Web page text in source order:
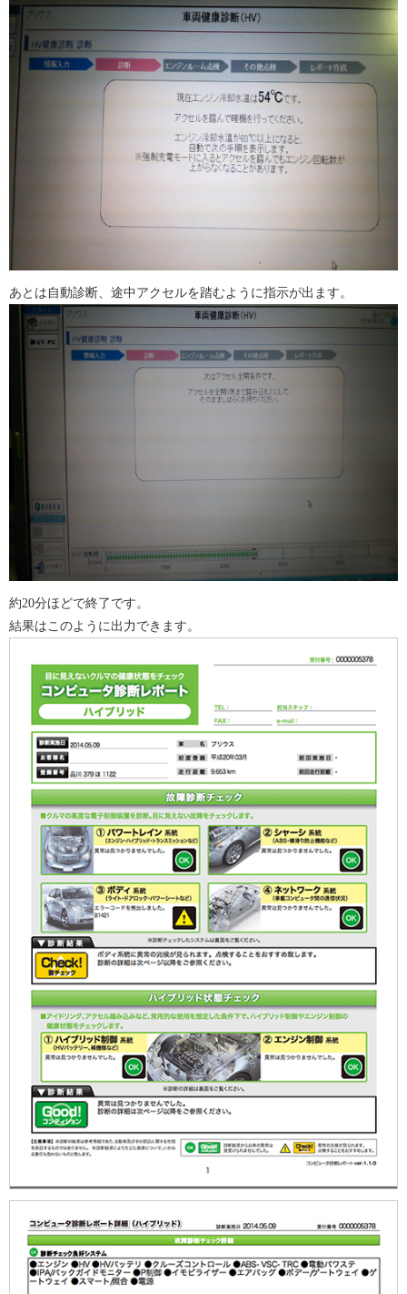
あとは自動診断、途中アクセルを踏むように指示が出ます。
約20分ほどで終了です。
結果はこのように出力できます。